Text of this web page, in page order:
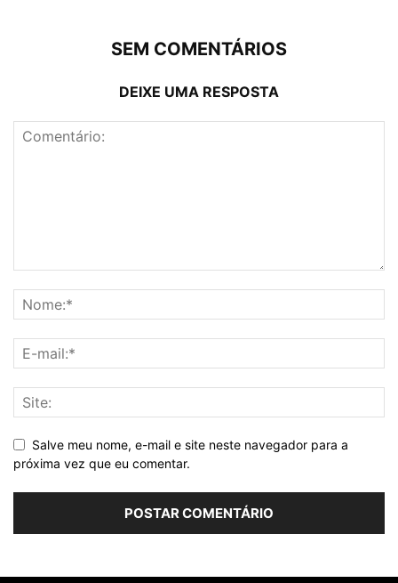
SEM COMENTÁRIOS
DEIXE UMA RESPOSTA
Salve meu nome, e-mail e site neste navegador para a
próxima vez que eu comentar.